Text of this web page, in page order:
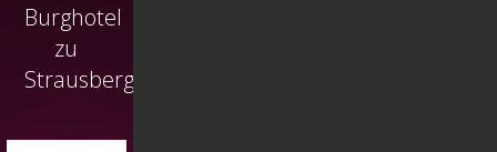
Burghotel
zu
Strausberg